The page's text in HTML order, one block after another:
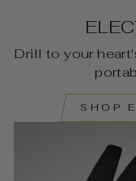
Drill to your
SHOP